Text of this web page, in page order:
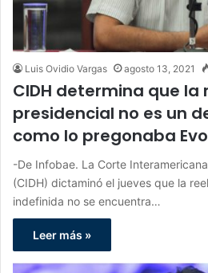
Luis Ovidio Vargas agosto 13, 2021
CIDH determina que la
presidencial no es un
como lo pregonaba
-De Infobae. La Corte
(CIDH) dictaminó el jueves que la
indefinida no se encuentra…
Leer más »